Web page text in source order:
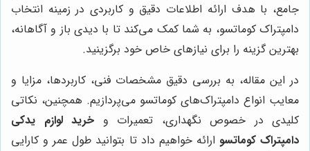
جامع، با هدف ارائه اطلاعات دقیق و کاربردی در زمینه انتخاب
دامپتراک کوماتسو، به شما کمک می‌کند تا با دیدی باز و آگاهانه،
بهترین گزینه را برای نیازهای خاص خود برگزینید.
در این مقاله، به بررسی دقیق مشخصات فنی، کاربردها، مزایا و
معایب انواع دامپتراک‌های کوماتسو می‌پردازیم. همچنین، نکاتی
کلیدی در خصوص نگهداری، تعمیرات و خرید لوازم یدکی
دامپتراک کوماتسو ارائه خواهیم داد تا بتوانید طول عمر و کارایی